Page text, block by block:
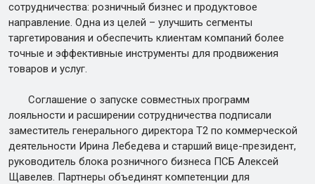
сотрудничества: розничный бизнес и продуктовое
направление. Одна из целей – улучшить сегменты
таргетирования и обеспечить клиентам компаний более
точные и эффективные инструменты для продвижения
товаров и услуг.
Соглашение о запуске совместных программ
лояльности и расширении сотрудничества подписали
заместитель генерального директора Т2 по коммерческой
деятельности Ирина Лебедева и старший вице-президент,
руководитель блока розничного бизнеса ПСБ Алексей
Щавелев. Партнеры объединят компетенции для